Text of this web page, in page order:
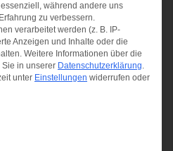
beim Boulder-
während andere uns
zu verbessern.
verarbeitet werden (z. B. IP-
Anzeigen und Inhalte oder die
Weitere Informationen über die
in unserer Datenschutzerklärung.
unter Einstellungen widerrufen oder
Gruppen, für die eine Einwilligung